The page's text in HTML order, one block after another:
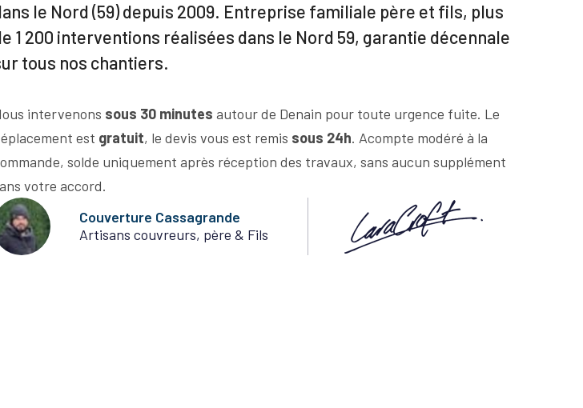
le Nord (59) depuis 2009. Entreprise familiale père et fils, plus
1 200 interventions réalisées dans le Nord 59, garantie décennale
tous nos chantiers.
intervenons sous 30 minutes autour de Denain pour toute urgence fuite. Le
est gratuit, le devis vous est remis sous 24h. Acompte modéré à la
solde uniquement après réception des travaux, sans aucun supplément
votre accord.
Couverture Cassagrande
Artisans couvreurs, père & Fils